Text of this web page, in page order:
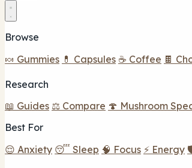
Browse
🍬 Gummies 💊 Capsules ☕ Coffee 🍫
Research
📖 Guides ⚖️ Compare 🍄 Mushroom
Best For
😌 Anxiety 😴 Sleep 🧠 Focus ⚡ Energy